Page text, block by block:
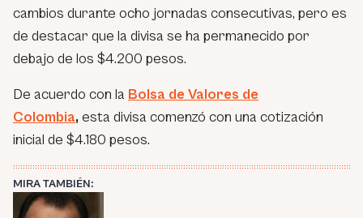
cambios durante ocho jornadas consecutivas, pero es
de destacar que la divisa se ha permanecido por
debajo de los $4.200 pesos.
De acuerdo con la Bolsa de Valores de
Colombia, esta divisa comenzó con una cotización
inicial de $4.180 pesos.
MIRA TAMBIÉN: